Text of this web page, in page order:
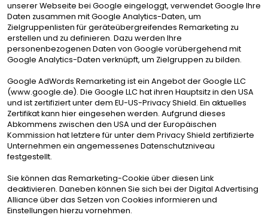
unserer Webseite bei Google eingeloggt, verwendet Google Ihre
Daten zusammen mit Google Analytics-Daten, um
Zielgruppenlisten für geräteübergreifendes Remarketing zu
erstellen und zu definieren. Dazu werden Ihre
personenbezogenen Daten von Google vorübergehend mit
Google Analytics-Daten verknüpft, um Zielgruppen zu bilden.
Google AdWords Remarketing ist ein Angebot der Google LLC
(www.google.de). Die Google LLC hat ihren Hauptsitz in den USA
und ist zertifiziert unter dem EU-US-Privacy Shield. Ein aktuelles
Zertifikat kann hiereingesehen werden. Aufgrund dieses
Abkommens zwischen den USA und der Europäischen
Kommission hat letztere für unter dem Privacy Shield zertifizierte
Unternehmen ein angemessenes Datenschutzniveau
festgestellt.
Sie können das Remarketing-Cookie überdiesen Link
deaktivieren. Daneben können Sie sich bei derDigital Advertising
Alliance über das Setzen von Cookies informieren und
Einstellungen hierzu vornehmen.